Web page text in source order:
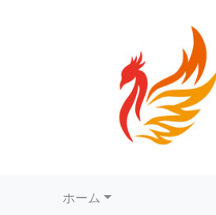
ホーム